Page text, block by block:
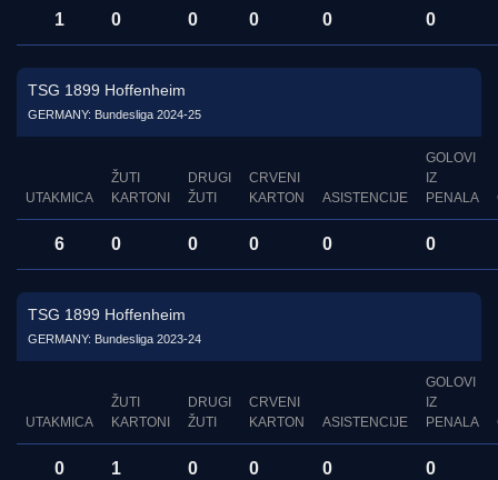
1 0 0 0 0 0
TSG 1899 Hoffenheim
GERMANY: Bundesliga 2024-25
UTAKMICA
ŽUTI
KARTONI
DRUGI
ŽUTI
CRVENI
KARTON
ASISTENCIJE
GOLOVI
IZ
PENALA
6 0 0 0 0 0
TSG 1899 Hoffenheim
GERMANY: Bundesliga 2023-24
UTAKMICA
ŽUTI
KARTONI
DRUGI
ŽUTI
CRVENI
KARTON
ASISTENCIJE
GOLOVI
IZ
PENALA
0 1 0 0 0 0